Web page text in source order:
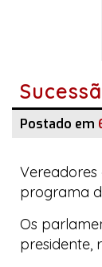
Postado em
programa
Os
presidente,